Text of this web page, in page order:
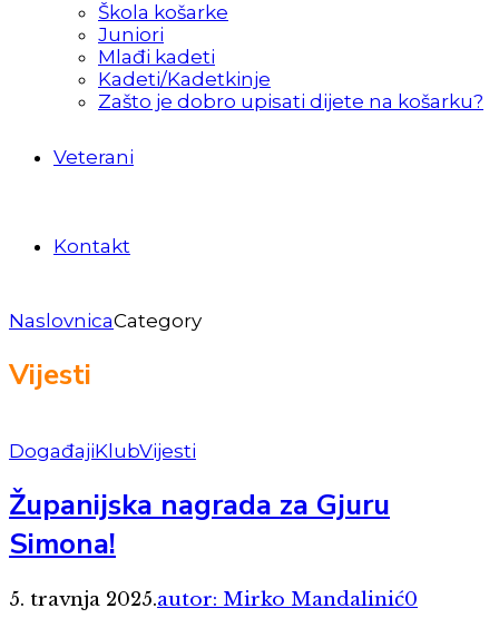
Škola košarke
Juniori
Mlađi kadeti
Kadeti/Kadetkinje
Zašto je dobro upisati dijete na košarku?
Veterani
Kontakt
NaslovnicaCategory
Vijesti
DogađajiKlubVijesti
Županijska nagrada za Gjuru
Simona!
5. travnja 2025.autor: Mirko Mandalinić0